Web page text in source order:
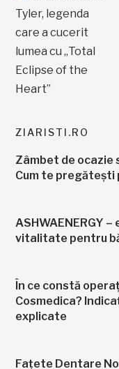
ZIARISTI.RO
Zâmbet de ocazie
Cum te
ASHWAENERGY
vitalitate pentru
În ce constă
Cosmedica?
explicate
Fațete Dentare